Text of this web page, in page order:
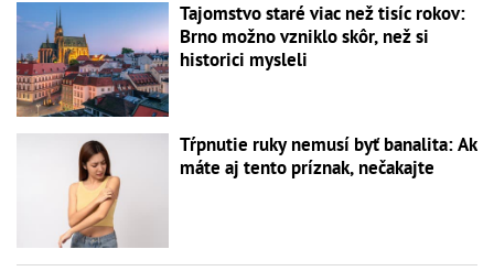
Tajomstvo staré viac než tisíc rokov:
Brno možno vzniklo skôr, než si
historici mysleli
Tŕpnutie ruky nemusí byť banalita: Ak
máte aj tento príznak, nečakajte